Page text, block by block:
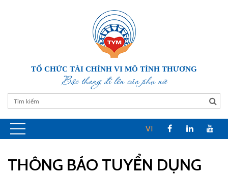
TỔ CHỨC TÀI CHÍNH VI MÔ TÌNH THƯƠNG
Bậc thang đi lên của phụ nữ
VI
THÔNG BÁO TUYỂN DỤNG